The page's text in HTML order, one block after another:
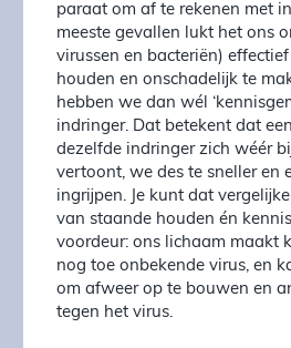
paraat om af te rekenen met
meeste gevallen lukt het ons
virussen en bacteriën)
houden en onschadelijk te
hebben we dan wél
indringer. Dat betekent dat
dezelfde indringer zich wéér
vertoont, we des te sneller en
ingrijpen. Je kunt dat
van staande houden én
voordeur: ons lichaam maakt
nog toe onbekende virus, en
om afweer op te bouwen en
tegen het virus.